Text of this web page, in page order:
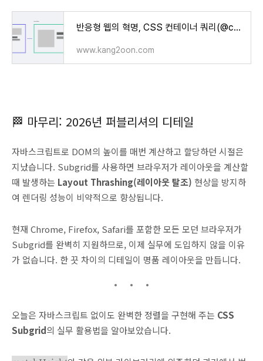
반응형 웹의 혁명, CSS 컨테이너 쿼리(@container) 실무 완벽 가이드
www.kang2oon.com
🏁 마무리: 2026년 퍼블리셔의 디테일
자바스크립트로 DOM의 높이를 매번 계산하고 할당하던 시절은
지났습니다. Subgrid를 사용하면 브라우저가 레이아웃을 계산할
때 발생하는 Layout Thrashing(레이아웃 탈조) 현상을 방지하
여 렌더링 성능이 비약적으로 향상됩니다.
현재 Chrome, Firefox, Safari를 포함한 모든 모던 브라우저가
Subgrid를 완벽히 지원하므로, 이제 실무에 도입하지 않을 이유
가 없습니다. 한 끗 차이의 디테일이 명품 레이아웃을 만듭니다.
오늘은 자바스크립트 없이도 완벽한 정렬을 구현해 주는 CSS
Subgrid의 실무 활용법을 알아보았습니다.